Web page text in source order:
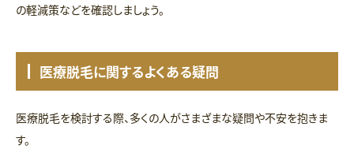
の軽減策などを確認しましょう。
医療脱毛に関するよくある疑問
医療脱毛を検討する際、多くの人がさまざまな疑問や不安を抱きま
す。